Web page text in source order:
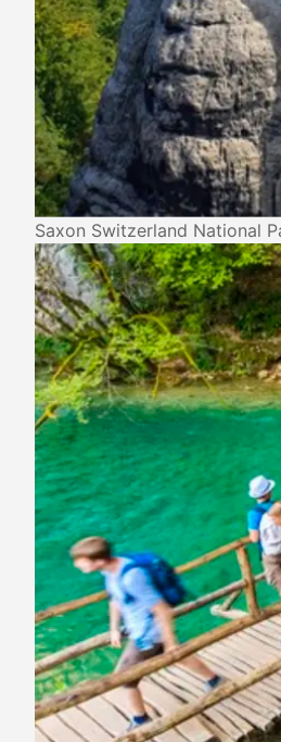
Saxon Switzerland National